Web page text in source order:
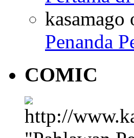
kasamago
Penanda
COMIC